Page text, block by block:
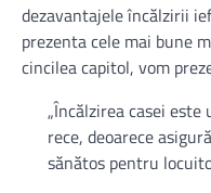
dezavantajele încălzirii
prezenta cele mai bune
cincilea capitol, vom
„Încălzirea casei
rece, deoarece
sănătos pentru